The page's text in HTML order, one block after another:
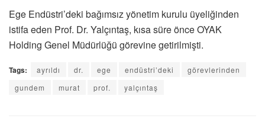
Ege Endüstri’deki bağımsız yönetim kurulu üyeliğinden
istifa eden Prof. Dr. Yalçıntaş, kısa süre önce OYAK
Holding Genel Müdürlüğü görevine getirilmişti.
Tags: ayrıldı dr. ege endüstri’deki
görevlerinden
gundem
murat prof. yalçıntaş